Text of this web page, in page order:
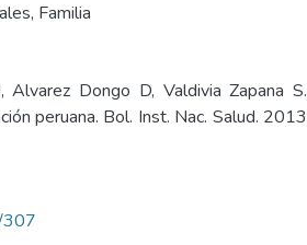
, Familia
Alvarez Dongo D, Valdivia Zapana S.
peruana. Bol. Inst. Nac. Salud. 2013
307